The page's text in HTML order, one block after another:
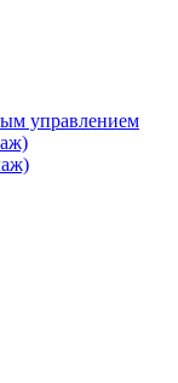
управлением